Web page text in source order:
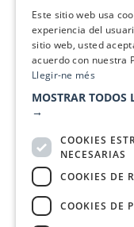
Este sitio web usa
experiencia del
sitio web, usted
acuerdo con nuestra
Llegir-ne més
MOSTRAR TODOS
→
COOKIES
NECESARIAS
COOKIES DE
COOKIES DE